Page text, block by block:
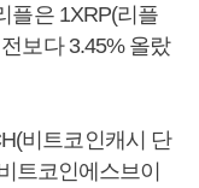
플은 1XRP(리플
보다 3.45% 올랐
비트코인캐시 단
트코인에스브이